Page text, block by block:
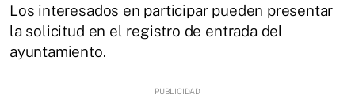
Los interesados en participar pueden presentar
la solicitud en el registro de entrada del
ayuntamiento.